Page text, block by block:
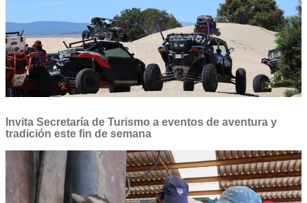
Invita Secretaría de Turismo a eventos de aventura y
tradición este fin de semana